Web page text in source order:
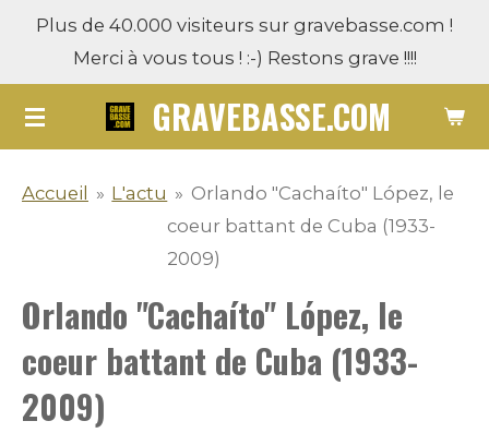
Passer
contenu
principal
GRAVEBASSE.COM
Plus de 40.000 visiteurs sur gravebasse.com !
Merci à vous tous ! :-) Restons grave !!!!
Accueil » L'actu » Orlando "Cachaíto" López, le
coeur battant de Cuba (1933-
2009)
Orlando "Cachaíto" López, le
coeur battant de Cuba (1933-
2009)